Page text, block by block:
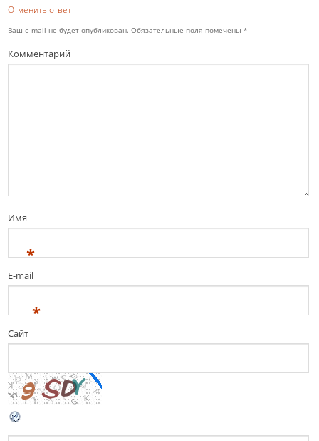
Отменить ответ
Ваш e-mail не будет опубликован. Обязательные поля помечены*
Комментарий
Имя
*
E-mail
*
Сайт